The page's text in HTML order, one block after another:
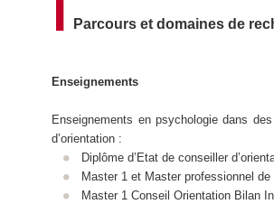
Parcours et domaines de
Enseignements
Enseignements en psychologie dans
d’orientation :
Diplôme d’Etat de conseiller
Master 1 et Master professionnel
Master 1 Conseil Orientation Bilan